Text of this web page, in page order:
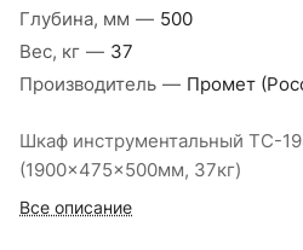
Глубина, мм — 500
Вес, кг — 37
Производитель — Промет
Шкаф инструментальный TC-
(1900x475x500мм, 37кг)
Все описание